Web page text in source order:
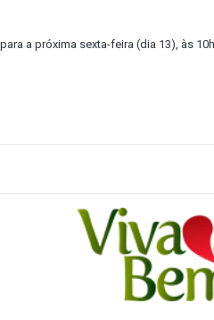
a próxima sexta-feira (dia 13), às